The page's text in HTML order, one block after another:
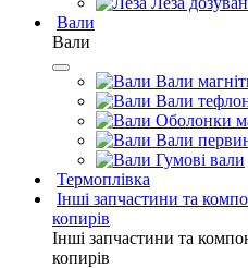
Вали
Вали
Вали
Вали
Оболонки
Вали
Гумові вали
Термоплівка
Інші запчастини та
копирів
Інші запчастини та
копирів